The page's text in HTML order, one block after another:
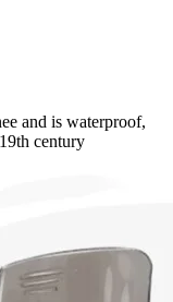
and is waterproof,
century